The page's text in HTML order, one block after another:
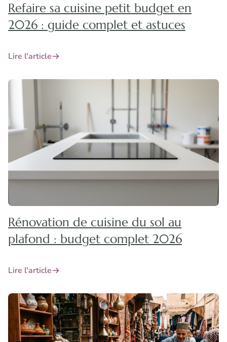
Refaire sa cuisine petit budget en
2026 : guide complet et astuces
Lire l'article
Rénovation de cuisine du sol au
plafond : budget complet 2026
Lire l'article